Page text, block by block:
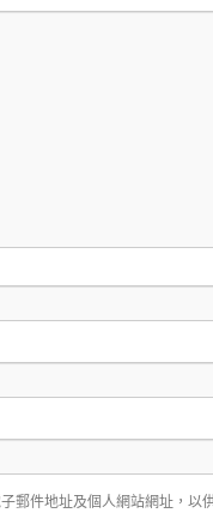
郵件地址及個人網站網址，以